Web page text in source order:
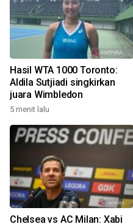
Hasil WTA 1000 Toronto:
Aldila Sutjiadi singkirkan
juara Wimbledon
5 menit lalu
Chelsea vs AC Milan: Xabi